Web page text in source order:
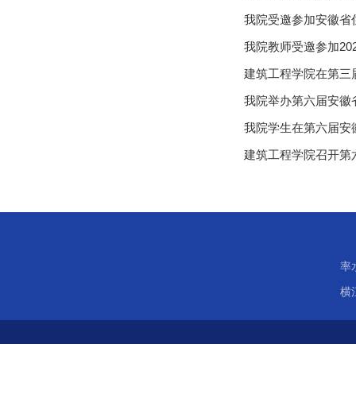
我院受邀参加安徽省
我院教师受邀参加
建筑工程学院在第三
我院举办第六届安徽
我院学生在第六届安
建筑工程学院召开第
率
横